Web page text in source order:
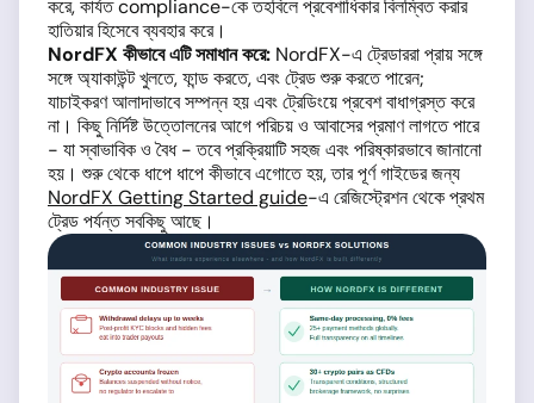
করে, কার্যত compliance-কে তহবিলে প্রবেশাধিকার বিলম্বিত করার
হাতিয়ার হিসেবে ব্যবহার করে।
NordFX কীভাবে এটি সমাধান করে: NordFX-এ ট্রেডাররা প্রায় সঙ্গে
সঙ্গে অ্যাকাউন্ট খুলতে, ফান্ড করতে, এবং ট্রেড শুরু করতে পারেন;
যাচাইকরণ আলাদাভাবে সম্পন্ন হয় এবং ট্রেডিংয়ে প্রবেশ বাধাগ্রস্ত করে
না। কিছু নির্দিষ্ট উত্তোলনের আগে পরিচয় ও আবাসের প্রমাণ লাগতে পারে
- যা স্বাভাবিক ও বৈধ - তবে প্রক্রিয়াটি সহজ এবং পরিষ্কারভাবে জানানো
হয়। শুরু থেকে ধাপে ধাপে কীভাবে এগোতে হয়, তার পূর্ণ গাইডের জন্য
NordFX Getting Started guide-এ রেজিস্ট্রেশন থেকে প্রথম
ট্রেড পর্যন্ত সবকিছু আছে।